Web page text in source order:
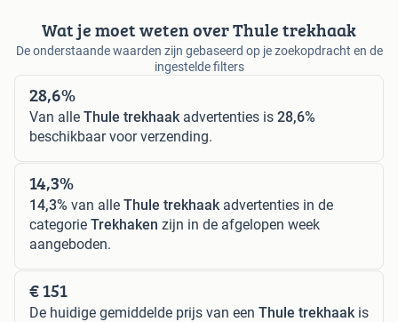
Wat je moet weten over Thule trekhaak
De onderstaande waarden zijn gebaseerd op je zoekopdracht en de
ingestelde filters
28,6%
Van alle Thule trekhaakadvertenties is 28,6%
beschikbaar voor verzending.
14,3%
14,3% van alle Thule trekhaakadvertenties in de
categorie Trekhaken zijn in de afgelopen week
aangeboden.
€ 151
De huidige gemiddelde prijs van een Thule trekhaakis